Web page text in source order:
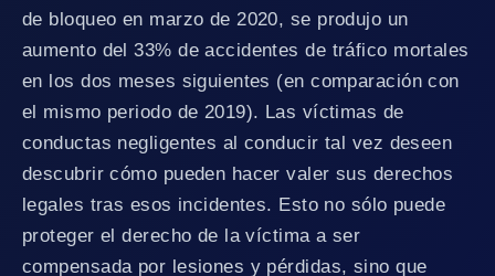
de bloqueo en marzo de 2020, se produjo un
aumento del 33% de accidentes de tráfico mortales
en los dos meses siguientes (en comparación con
el mismo periodo de 2019). Las víctimas de
conductas negligentes al conducir tal vez deseen
descubrir cómo pueden hacer valer sus derechos
legales tras esos incidentes. Esto no sólo puede
proteger el derecho de la víctima a ser
compensada por lesiones y pérdidas, sino que